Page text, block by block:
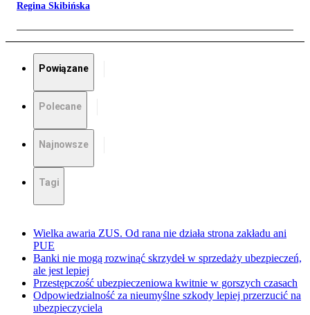
Regina Skibińska
Powiązane
Polecane
Najnowsze
Tagi
Wielka awaria ZUS. Od rana nie działa strona zakładu ani
PUE
Banki nie mogą rozwinąć skrzydeł w sprzedaży ubezpieczeń,
ale jest lepiej
Przestępczość ubezpieczeniowa kwitnie w gorszych czasach
Odpowiedzialność za nieumyślne szkody lepiej przerzucić na
ubezpieczyciela